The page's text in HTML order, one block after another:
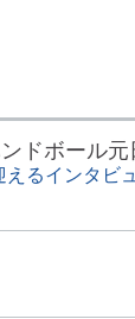
ドボール
るインタ